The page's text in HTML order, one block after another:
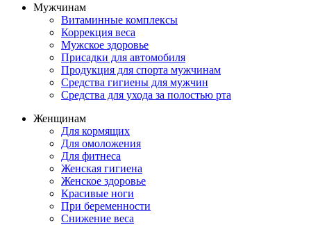
Мужчинам
Витаминные комплексы
Коррекция веса
Мужское здоровье
Присадки для автомобиля
Продукция для спорта мужчинам
Средства гигиены для мужчин
Средства для ухода за полостью рта
Женщинам
Для кормящих
Для омоложения
Для фитнеса
Женская гигиена
Женское здоровье
Красивые ноги
При беременности
Снижение веса